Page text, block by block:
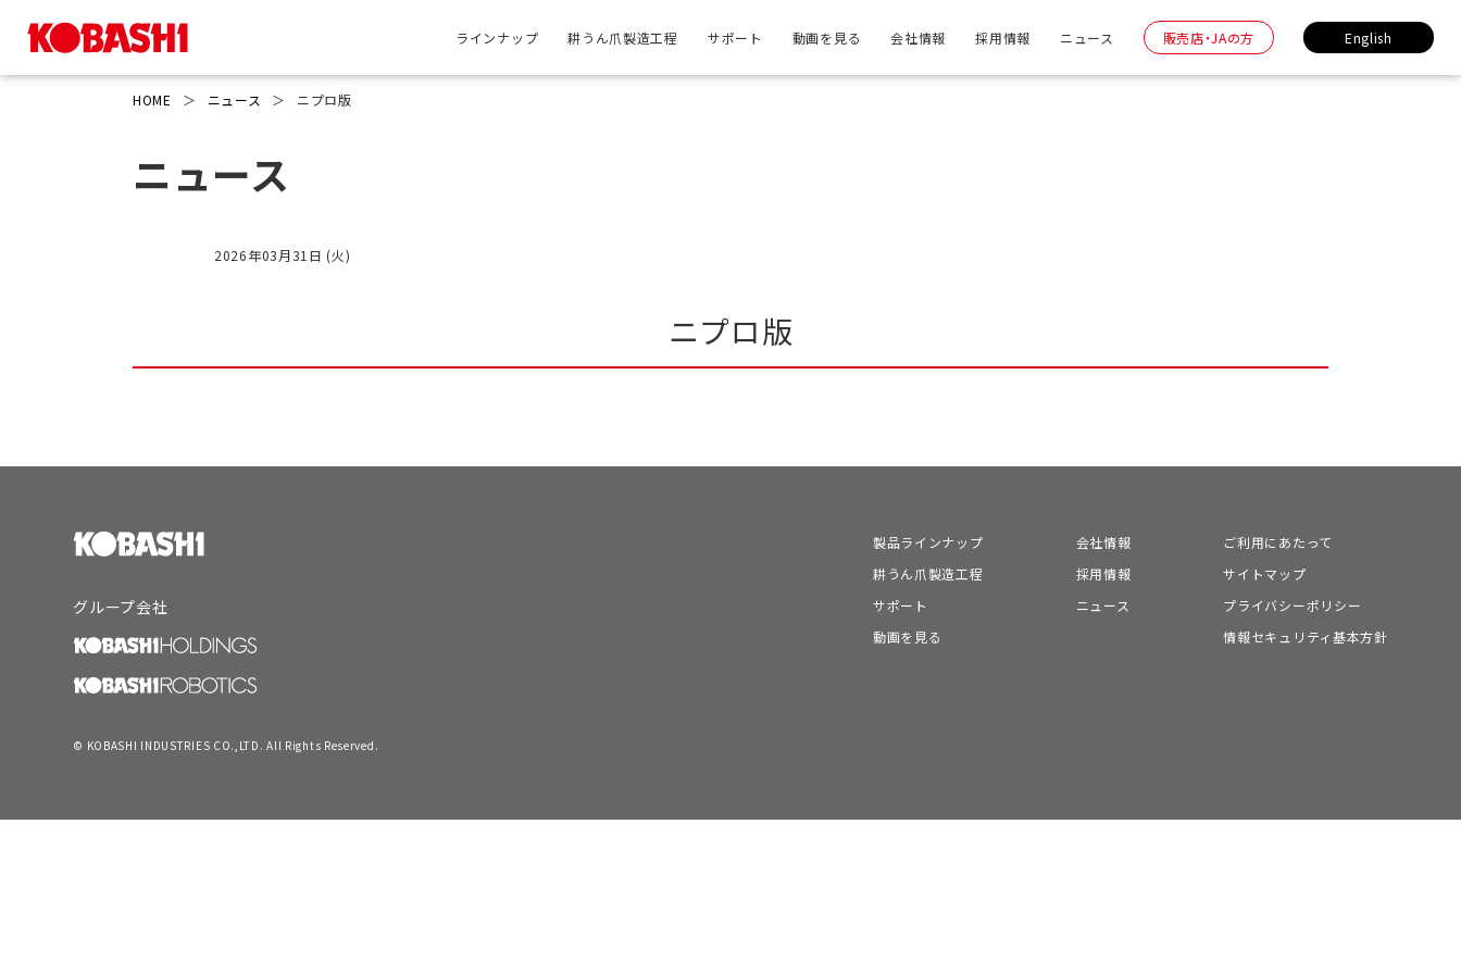
ラインナップ 耕うん爪製造工程 サポート 動画を見る 会社情報 採用情報 ニュース 販売店・JAの方 English
HOME ＞ ニュース ＞ ニプロ版
ニュース
2026年03月31日 (火)
ニプロ版
グループ会社
製品ラインナップ
耕うん爪製造工程
サポート
動画を見る
会社情報
採用情報
ニュース
ご利用にあたって
サイトマップ
プライバシーポリシー
情報セキュリティ基本方針
© KOBASHI INDUSTRIES CO.,LTD. All Rights Reserved.